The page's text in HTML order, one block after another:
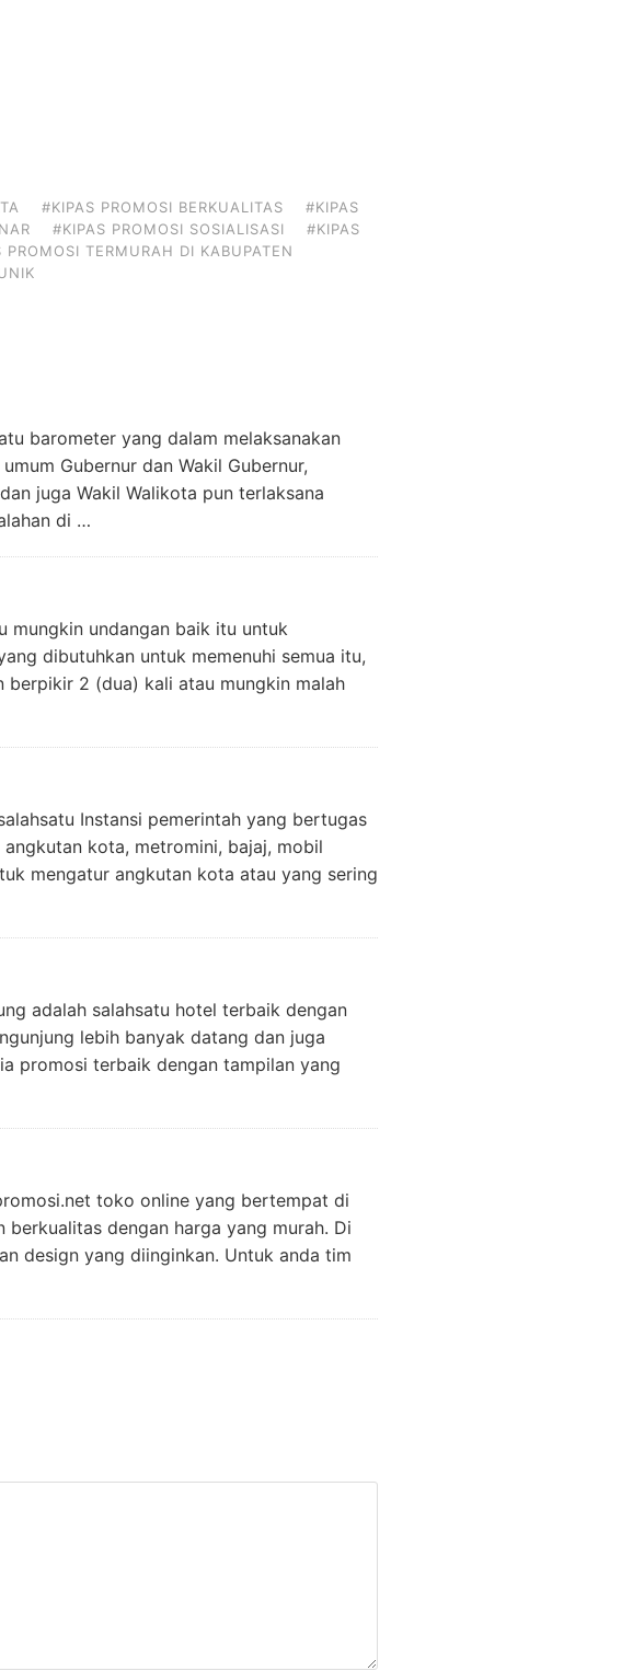
#KIPAS PROMOSI BERKUALITAS
#KIPAS
#KIPAS PROMOSI SOSIALISASI
#KIPAS
PROMOSI TERMURAH DI KABUPATEN
barometer yang dalam melaksanakan
Gubernur dan Wakil Gubernur,
juga Wakil Walikota pun terlaksana
di …
mungkin undangan baik itu untuk
dibutuhkan untuk memenuhi semua itu,
berpikir 2 (dua) kali atau mungkin malah
Instansi pemerintah yang bertugas
kota, metromini, bajaj, mobil
mengatur angkutan kota atau yang sering
adalah salahsatu hotel terbaik dengan
lebih banyak datang dan juga
promosi terbaik dengan tampilan yang
toko online yang bertempat di
dengan harga yang murah. Di
design yang diinginkan. Untuk anda tim